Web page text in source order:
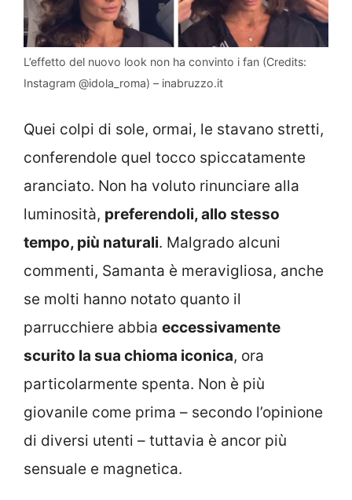
L’effetto del nuovo look non ha convinto i fan (Credits:
Instagram @idola_roma) – inabruzzo.it
Quei colpi di sole, ormai, le stavano stretti,
conferendole quel tocco spiccatamente
aranciato. Non ha voluto rinunciare alla
luminosità, preferendoli, allo stesso
tempo, più naturali. Malgrado alcuni
commenti, Samanta è meravigliosa, anche
se molti hanno notato quanto il
parrucchiere abbia eccessivamente
scurito la sua chioma iconica, ora
particolarmente spenta. Non è più
giovanile come prima – secondo l’opinione
di diversi utenti – tuttavia è ancor più
sensuale e magnetica.